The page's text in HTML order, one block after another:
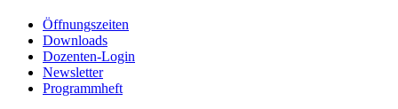
Öffnungszeiten
Downloads
Dozenten-Login
Newsletter
Programmheft